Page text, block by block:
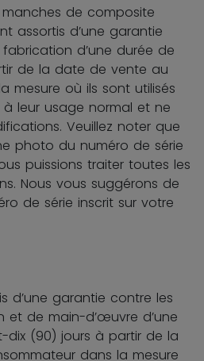
manches de composite
assortis d’une garantie
d’une durée de
de la date de vente au
mesure où ils sont utilisés
leur usage normal et ne
Veuillez noter que
photo du numéro de série
puissions traiter toutes les
Nous vous suggérons de
de série inscrit sur votre
d’une garantie contre les
de main-d’œuvre d’une
(90) jours à partir de la
dans la mesure